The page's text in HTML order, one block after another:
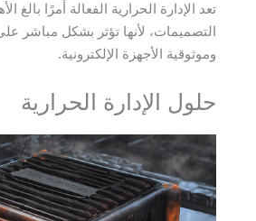
تعد الإدارة الحرارية الفعالة أمرًا بالغ
التصميمات، لأنها تؤثر بشكل مباشر على
وموثوقية الأجهزة الإلكترونية.
حلول الإدارة الحرارية